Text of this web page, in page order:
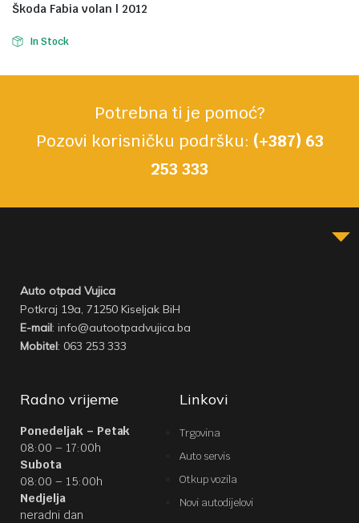
Škoda Fabia volan | 2012
In Stock
Potrebna ti je pomoć?
Pozovi korisničku podršku: (+387) 63
253 333
Auto otpad Vujica
Potkraj 19a, 71250 Kiseljak BiH
E-mail: info@autootpadvujica.ba
Mobitel: 063 253 333
Radno vrijeme
Ponedeljak – Petak
08:00 – 17:00h
Subota
08:00 – 15:00h
Nedjelja
neradni dan
Linkovi
Trgovina
Auto servis
Otkup vozila
Novi autodijelovi